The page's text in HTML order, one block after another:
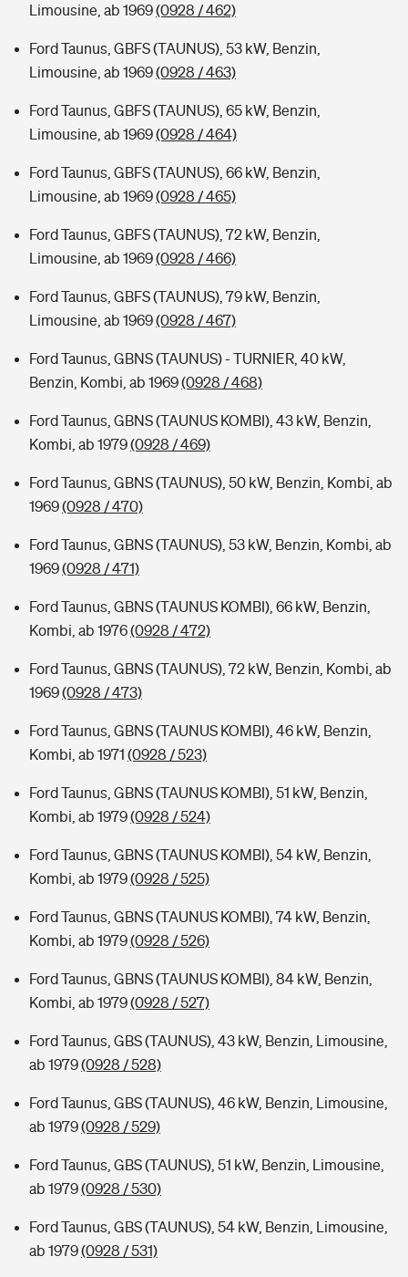
Limousine, ab 1969(0928 / 462)
Ford Taunus, GBFS (TAUNUS), 53 kW, Benzin,
Limousine, ab 1969(0928 / 463)
Ford Taunus, GBFS (TAUNUS), 65 kW, Benzin,
Limousine, ab 1969(0928 / 464)
Ford Taunus, GBFS (TAUNUS), 66 kW, Benzin,
Limousine, ab 1969(0928 / 465)
Ford Taunus, GBFS (TAUNUS), 72 kW, Benzin,
Limousine, ab 1969(0928 / 466)
Ford Taunus, GBFS (TAUNUS), 79 kW, Benzin,
Limousine, ab 1969(0928 / 467)
Ford Taunus, GBNS (TAUNUS) - TURNIER, 40 kW,
Benzin, Kombi, ab 1969(0928 / 468)
Ford Taunus, GBNS (TAUNUS KOMBI), 43 kW, Benzin,
Kombi, ab 1979(0928 / 469)
Ford Taunus, GBNS (TAUNUS), 50 kW, Benzin, Kombi, ab
1969(0928 / 470)
Ford Taunus, GBNS (TAUNUS), 53 kW, Benzin, Kombi, ab
1969(0928 / 471)
Ford Taunus, GBNS (TAUNUS KOMBI), 66 kW, Benzin,
Kombi, ab 1976(0928 / 472)
Ford Taunus, GBNS (TAUNUS), 72 kW, Benzin, Kombi, ab
1969(0928 / 473)
Ford Taunus, GBNS (TAUNUS KOMBI), 46 kW, Benzin,
Kombi, ab 1971 (0928 / 523)
Ford Taunus, GBNS (TAUNUS KOMBI), 51 kW, Benzin,
Kombi, ab 1979(0928 / 524)
Ford Taunus, GBNS (TAUNUS KOMBI), 54 kW, Benzin,
Kombi, ab 1979(0928 / 525)
Ford Taunus, GBNS (TAUNUS KOMBI), 74 kW, Benzin,
Kombi, ab 1979(0928 / 526)
Ford Taunus, GBNS (TAUNUS KOMBI), 84 kW, Benzin,
Kombi, ab 1979(0928 / 527)
Ford Taunus, GBS (TAUNUS), 43 kW, Benzin, Limousine,
ab 1979(0928 / 528)
Ford Taunus, GBS (TAUNUS), 46 kW, Benzin, Limousine,
ab 1979(0928 / 529)
Ford Taunus, GBS (TAUNUS), 51 kW, Benzin, Limousine,
ab 1979(0928 / 530)
Ford Taunus, GBS (TAUNUS), 54 kW, Benzin, Limousine,
ab 1979(0928 / 531)